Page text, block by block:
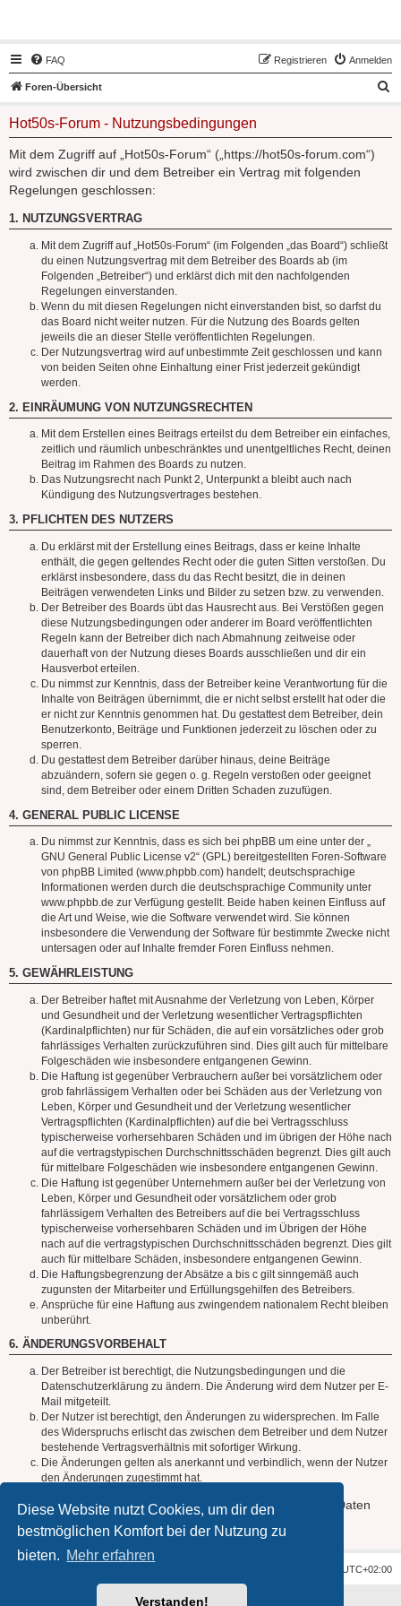
Diese Website nutzt Cookies, um dir den
bestmöglichen Komfort bei der Nutzung zu
bieten. Mehr erfahren
Verstanden!
FAQ Anmelden
Registrieren
Foren-Übersicht
Hot50s-Forum - Nutzungsbedingungen
Mit dem Zugriff auf „Hot50s-Forum“ („https://hot50s-forum.com“)
wird zwischen dir und dem Betreiber ein Vertrag mit folgenden
Regelungen geschlossen:
1. NUTZUNGSVERTRAG
Mit dem Zugriff auf „Hot50s-Forum“ (im Folgenden „das Board“) schließt
du einen Nutzungsvertrag mit dem Betreiber des Boards ab (im
Folgenden „Betreiber“) und erklärst dich mit den nachfolgenden
Regelungen einverstanden.
Wenn du mit diesen Regelungen nicht einverstanden bist, so darfst du
das Board nicht weiter nutzen. Für die Nutzung des Boards gelten
jeweils die an dieser Stelle veröffentlichten Regelungen.
Der Nutzungsvertrag wird auf unbestimmte Zeit geschlossen und kann
von beiden Seiten ohne Einhaltung einer Frist jederzeit gekündigt
werden.
2. EINRÄUMUNG VON NUTZUNGSRECHTEN
Mit dem Erstellen eines Beitrags erteilst du dem Betreiber ein einfaches,
zeitlich und räumlich unbeschränktes und unentgeltliches Recht, deinen
Beitrag im Rahmen des Boards zu nutzen.
Das Nutzungsrecht nach Punkt 2, Unterpunkt a bleibt auch nach
Kündigung des Nutzungsvertrages bestehen.
3. PFLICHTEN DES NUTZERS
Du erklärst mit der Erstellung eines Beitrags, dass er keine Inhalte
enthält, die gegen geltendes Recht oder die guten Sitten verstoßen. Du
erklärst insbesondere, dass du das Recht besitzt, die in deinen
Beiträgen verwendeten Links und Bilder zu setzen bzw. zu verwenden.
Der Betreiber des Boards übt das Hausrecht aus. Bei Verstößen gegen
diese Nutzungsbedingungen oder anderer im Board veröffentlichten
Regeln kann der Betreiber dich nach Abmahnung zeitweise oder
dauerhaft von der Nutzung dieses Boards ausschließen und dir ein
Hausverbot erteilen.
Du nimmst zur Kenntnis, dass der Betreiber keine Verantwortung für die
Inhalte von Beiträgen übernimmt, die er nicht selbst erstellt hat oder die
er nicht zur Kenntnis genommen hat. Du gestattest dem Betreiber, dein
Benutzerkonto, Beiträge und Funktionen jederzeit zu löschen oder zu
sperren.
Du gestattest dem Betreiber darüber hinaus, deine Beiträge
abzuändern, sofern sie gegen o. g. Regeln verstoßen oder geeignet
sind, dem Betreiber oder einem Dritten Schaden zuzufügen.
4. GENERAL PUBLIC LICENSE
Du nimmst zur Kenntnis, dass es sich bei phpBB um eine unter der „
GNU General Public License v2“ (GPL) bereitgestellten Foren-Software
von phpBB Limited (www.phpbb.com) handelt; deutschsprachige
Informationen werden durch die deutschsprachige Community unter
www.phpbb.de zur Verfügung gestellt. Beide haben keinen Einfluss auf
die Art und Weise, wie die Software verwendet wird. Sie können
insbesondere die Verwendung der Software für bestimmte Zwecke nicht
untersagen oder auf Inhalte fremder Foren Einfluss nehmen.
5. GEWÄHRLEISTUNG
Der Betreiber haftet mit Ausnahme der Verletzung von Leben, Körper
und Gesundheit und der Verletzung wesentlicher Vertragspflichten
(Kardinalpflichten) nur für Schäden, die auf ein vorsätzliches oder grob
fahrlässiges Verhalten zurückzuführen sind. Dies gilt auch für mittelbare
Folgeschäden wie insbesondere entgangenen Gewinn.
Die Haftung ist gegenüber Verbrauchern außer bei vorsätzlichem oder
grob fahrlässigem Verhalten oder bei Schäden aus der Verletzung von
Leben, Körper und Gesundheit und der Verletzung wesentlicher
Vertragspflichten (Kardinalpflichten) auf die bei Vertragsschluss
typischerweise vorhersehbaren Schäden und im übrigen der Höhe nach
auf die vertragstypischen Durchschnittsschäden begrenzt. Dies gilt auch
für mittelbare Folgeschäden wie insbesondere entgangenen Gewinn.
Die Haftung ist gegenüber Unternehmern außer bei der Verletzung von
Leben, Körper und Gesundheit oder vorsätzlichem oder grob
fahrlässigem Verhalten des Betreibers auf die bei Vertragsschluss
typischerweise vorhersehbaren Schäden und im Übrigen der Höhe
nach auf die vertragstypischen Durchschnittsschäden begrenzt. Dies gilt
auch für mittelbare Schäden, insbesondere entgangenen Gewinn.
Die Haftungsbegrenzung der Absätze a bis c gilt sinngemäß auch
zugunsten der Mitarbeiter und Erfüllungsgehilfen des Betreibers.
Ansprüche für eine Haftung aus zwingendem nationalem Recht bleiben
unberührt.
6. ÄNDERUNGSVORBEHALT
Der Betreiber ist berechtigt, die Nutzungsbedingungen und die
Datenschutzerklärung zu ändern. Die Änderung wird dem Nutzer per E-
Mail mitgeteilt.
Der Nutzer ist berechtigt, den Änderungen zu widersprechen. Im Falle
des Widerspruchs erlischt das zwischen dem Betreiber und dem Nutzer
bestehende Vertragsverhältnis mit sofortiger Wirkung.
Die Änderungen gelten als anerkannt und verbindlich, wenn der Nutzer
den Änderungen zugestimmt hat.
Informationen über den Umgang mit deinen persönlichen Daten
sind in der Datenschutzerklärung enthalten.
UTC+02:00
Powered byphpBB® Forum Software © phpBB Limited